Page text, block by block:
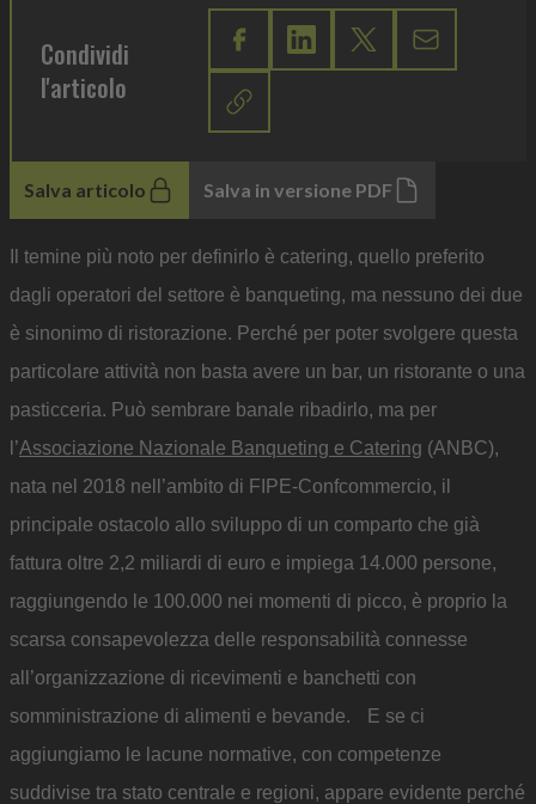
Condividi
l'articolo
Salva articolo Salva in versione PDF
Il temine più noto per definirlo è catering, quello preferito
dagli operatori del settore è banqueting, ma nessuno dei due
è sinonimo di ristorazione. Perché per poter svolgere questa
particolare attività non basta avere un bar, un ristorante o una
pasticceria. Può sembrare banale ribadirlo, ma per
l’Associazione Nazionale Banqueting e Catering (ANBC),
nata nel 2018 nell’ambito di FIPE-Confcommercio, il
principale ostacolo allo sviluppo di un comparto che già
fattura oltre 2,2 miliardi di euro e impiega 14.000 persone,
raggiungendo le 100.000 nei momenti di picco, è proprio la
scarsa consapevolezza delle responsabilità connesse
all’organizzazione di ricevimenti e banchetti con
somministrazione di alimenti e bevande. E se ci
aggiungiamo le lacune normative, con competenze
suddivise tra stato centrale e regioni, appare evidente perché